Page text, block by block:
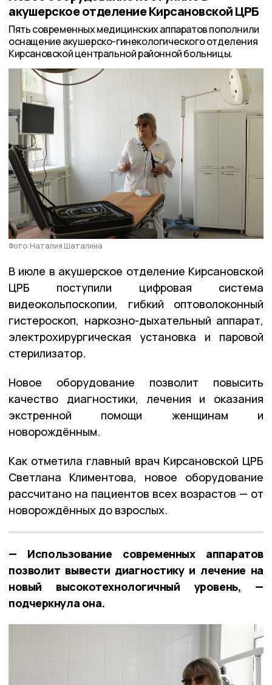
акушерское отделение Кирсановской ЦРБ
Пять современных медицинских аппаратов пополнили
оснащение акушерско-гинекологического отделения
Кирсановской центральной районной больницы.
Фото: Наталия Шаталина
В июле в акушерское отделение Кирсановской
ЦРБ поступили цифровая система
видеокольпоскопии, гибкий оптоволоконный
гистероскоп, наркозно-дыхательный аппарат,
электрохирургическая установка и паровой
стерилизатор.
Новое оборудование позволит повысить
качество диагностики, лечения и оказания
экстренной помощи женщинам и
новорождённым.
Как отметила главный врач Кирсановской ЦРБ
Светлана Климентова, новое оборудование
рассчитано на пациентов всех возрастов — от
новорождённых до взрослых.
— Использование современных аппаратов
позволит вывести диагностику и лечение на
новый высокотехнологичный уровень, —
подчеркнула она.